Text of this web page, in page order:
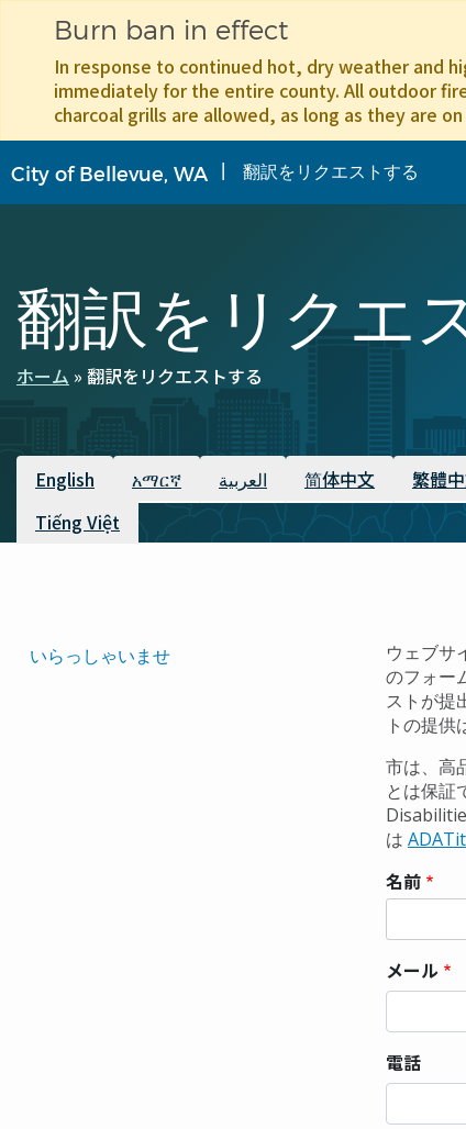
イ
ン
動
Burn ban in effect
In response to continued hot, dry weather and
immediately for the entire county. All outdoor
charcoal grills are allowed, as long as they are
City of Bellevue, WA 翻訳をリクエストする
翻訳をリクエ
パ
く
ず
ホーム 翻訳をリクエストする
利用可能な翻訳
English አማርኛ العربية 简体中文 繁體
Tiếng Việt
Translated
いらっしゃいませ
ウェブサ
のフォー
ストが提
トの提
市は、高
とは保証
は
連
絡
名前
メール
電話